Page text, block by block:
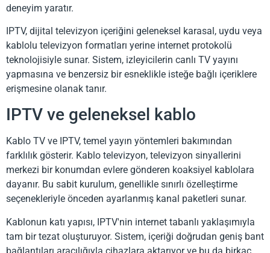
deneyim yaratır.
IPTV, dijital televizyon içeriğini geleneksel karasal, uydu veya
kablolu televizyon formatları yerine internet protokolü
teknolojisiyle sunar. Sistem, izleyicilerin canlı TV yayını
yapmasına ve benzersiz bir esneklikle isteğe bağlı içeriklere
erişmesine olanak tanır.
IPTV ve geleneksel kablo
Kablo TV ve IPTV, temel yayın yöntemleri bakımından
farklılık gösterir. Kablo televizyon, televizyon sinyallerini
merkezi bir konumdan evlere gönderen koaksiyel kablolara
dayanır. Bu sabit kurulum, genellikle sınırlı özelleştirme
seçenekleriyle önceden ayarlanmış kanal paketleri sunar.
Kablonun katı yapısı, IPTV'nin internet tabanlı yaklaşımıyla
tam bir tezat oluşturuyor. Sistem, içeriği doğrudan geniş bant